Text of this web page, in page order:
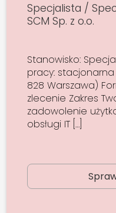
Specjalista /
SCM Sp. z o.o.
Stanowisko:
pracy: stacjonarna
828 Warszawa)
zlecenie Zakres
zadowolenie
obsługi IT […]